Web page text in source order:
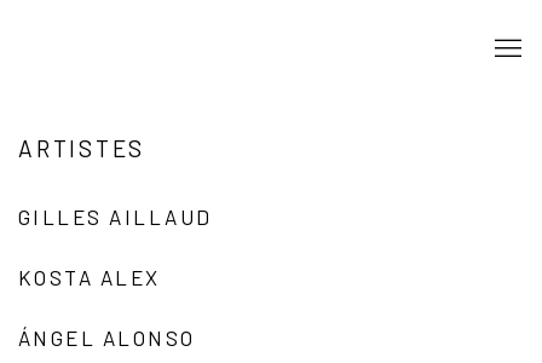
ARTISTES
GILLES AILLAUD
KOSTA ALEX
ÁNGEL ALONSO